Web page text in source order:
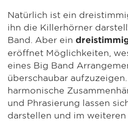
Natürlich ist ein
ihn die Killerhörner
Band. Aber ein
eröffnet Möglichkeiten,
eines Big Band
überschaubar
harmonische
und Phrasierung lassen
darstellen und im